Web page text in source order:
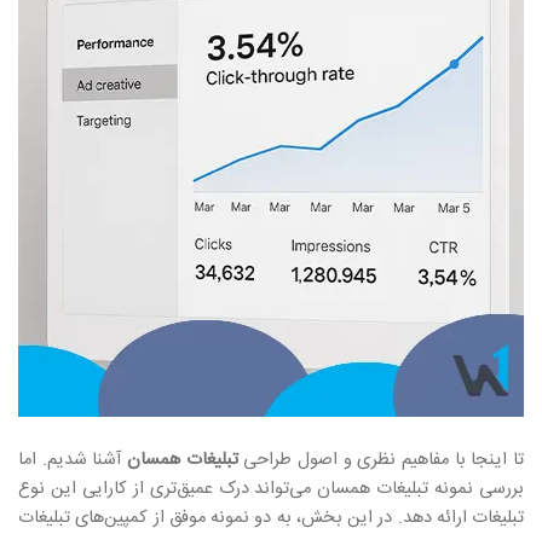
تا اینجا با مفاهیم نظری و اصول طراحیتبلیغات همسانآشنا شدیم. اما
بررسی نمونه‌ تبلیغات همسان می‌تواند درک عمیق‌تری از کارایی این نوع
تبلیغات ارائه دهد. در این بخش، به دو نمونه موفق از کمپین‌های تبلیغات